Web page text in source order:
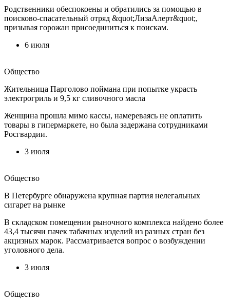
Родственники обеспокоены и обратились за помощью в
поисково-спасательный отряд &quot;ЛизаАлерт&quot;,
призывая горожан присоединиться к поискам.
6 июля
Общество
Жительница Парголово поймана при попытке украсть
электрогриль и 9,5 кг сливочного масла
Женщина прошла мимо кассы, намереваясь не оплатить
товары в гипермаркете, но была задержана сотрудниками
Росгвардии.
3 июля
Общество
В Петербурге обнаружена крупная партия нелегальных
сигарет на рынке
В складском помещении рыночного комплекса найдено более
43,4 тысячи пачек табачных изделий из разных стран без
акцизных марок. Рассматривается вопрос о возбуждении
уголовного дела.
3 июля
Общество